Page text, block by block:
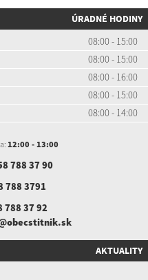
ÚRADNÉ HODINY
08:00 - 15:00
08:00 - 15:00
08:00 - 16:00
08:00 - 15:00
08:00 - 14:00
12:00 - 13:00
788 37 90
788 3791
788 37 92
AKTUALITY